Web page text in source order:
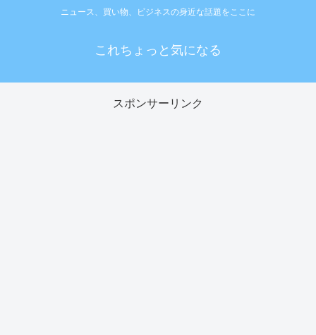
ニュース、買い物、ビジネスの身近な話題をここに
これちょっと気になる
スポンサーリンク